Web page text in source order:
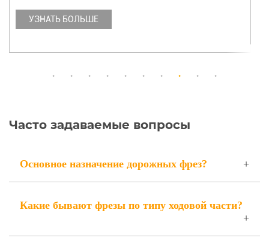
УЗНАТЬ БОЛЬШЕ
Часто задаваемые вопросы
Основное назначение дорожных фрез?
Какие бывают фрезы по типу ходовой части?